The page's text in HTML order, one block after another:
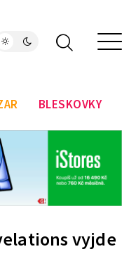
BLESKOVKY
vyjde